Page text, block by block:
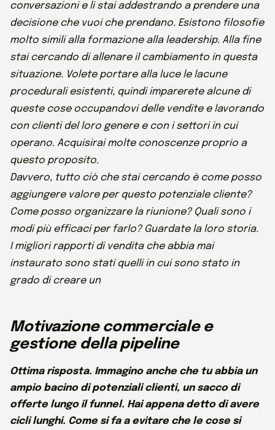
conversazioni e li stai addestrando a prendere una
decisione che vuoi che prendano. Esistono filosofie
molto simili alla formazione alla leadership. Alla fine
stai cercando di allenare il cambiamento in questa
situazione. Volete portare alla luce le lacune
procedurali esistenti, quindi imparerete alcune di
queste cose occupandovi delle vendite e lavorando
con clienti del loro genere e con i settori in cui
operano. Acquisirai molte conoscenze proprio a
questo proposito.
Davvero, tutto ciò che stai cercando è come posso
aggiungere valore per questo potenziale cliente?
Come posso organizzare la riunione? Quali sono i
modi più efficaci per farlo? Guardate la loro storia.
I migliori rapporti di vendita che abbia mai
instaurato sono stati quelli in cui sono stato in
grado di creare un
Motivazione commerciale e
gestione della pipeline
Ottima risposta. Immagino anche che tu abbia un
ampio bacino di potenziali clienti, un sacco di
offerte lungo il funnel. Hai appena detto di avere
cicli lunghi. Come si fa a evitare che le cose si